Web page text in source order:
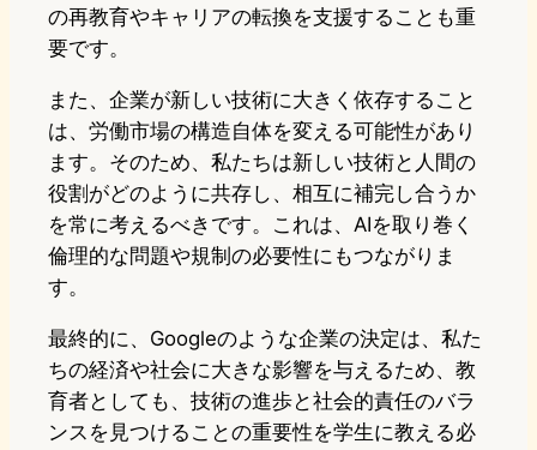
の再教育やキャリアの転換を支援することも重
要です。
また、企業が新しい技術に大きく依存すること
は、労働市場の構造自体を変える可能性があり
ます。そのため、私たちは新しい技術と人間の
役割がどのように共存し、相互に補完し合うか
を常に考えるべきです。これは、AIを取り巻く
倫理的な問題や規制の必要性にもつながりま
す。
最終的に、Googleのような企業の決定は、私た
ちの経済や社会に大きな影響を与えるため、教
育者としても、技術の進歩と社会的責任のバラ
ンスを見つけることの重要性を学生に教える必